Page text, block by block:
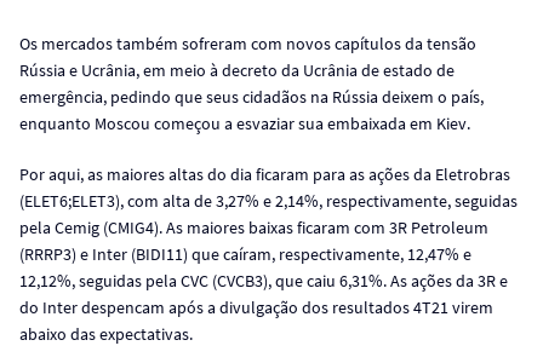
Os mercados também sofreram com novos capítulos da tensão
Rússia e Ucrânia, em meio à decreto da Ucrânia de estado de
emergência, pedindo que seus cidadãos na Rússia deixem o país,
enquanto Moscou começou a esvaziar sua embaixada em Kiev.
Por aqui, as maiores altas do dia ficaram para as ações da Eletrobras
(ELET6;ELET3), com alta de 3,27% e 2,14%, respectivamente, seguidas
pela Cemig (CMIG4). As maiores baixas ficaram com 3R Petroleum
(RRRP3) e Inter (BIDI11) que caíram, respectivamente, 12,47% e
12,12%, seguidas pela CVC (CVCB3), que caiu 6,31%. As ações da 3R e
do Inter despencam após a divulgação dos resultados 4T21 virem
abaixo das expectativas.